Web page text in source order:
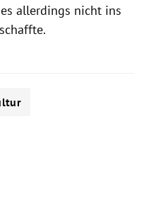
allerdings nicht ins